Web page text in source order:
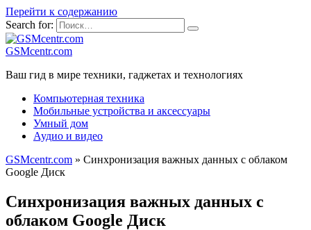
Перейти к содержанию
Search for:
GSMcentr.com
Ваш гид в мире техники, гаджетах и технологиях
Компьютерная техника
Мобильные устройства и аксессуары
Умный дом
Аудио и видео
GSMcentr.com » Синхронизация важных данных с облаком
Google Диск
Синхронизация важных данных с
облаком Google Диск